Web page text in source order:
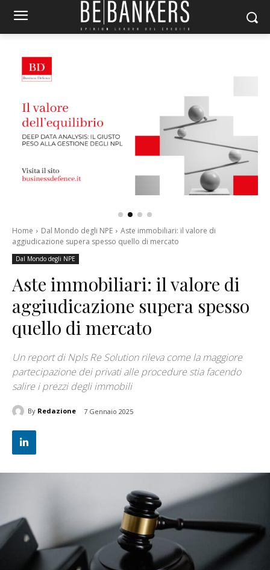
Home Dal Mondo degli NPE
Aste immobiliari: il valore di
aggiudicazione supera spesso quello di mercato
Dal Mondo degli NPE
Aste immobiliari: il valore di
aggiudicazione supera spesso
quello di mercato
Un report di Npls Re Solution rileva come la maggiore
partecipazione dei privati alle procedure stia facendo
salire i prezzi degli immobili
By Redazione 7 Gennaio 2025